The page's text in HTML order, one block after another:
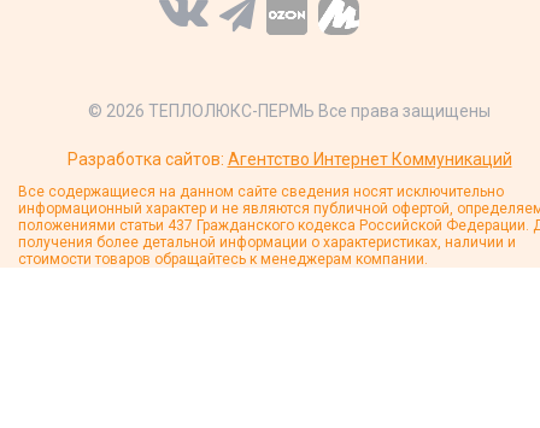
© 2026 ТЕПЛОЛЮКС-ПЕРМЬ Все права защищены
Разработка сайтов: Агентство Интернет Коммуникаций
Все содержащиеся на данном сайте сведения носят исключительно
информационный характер и не являются публичной офертой,
положениями статьи 437 Гражданского кодекса Российской Федерации.
получения более детальной информации о характеристиках, наличии и
стоимости товаров обращайтесь к менеджерам компании.